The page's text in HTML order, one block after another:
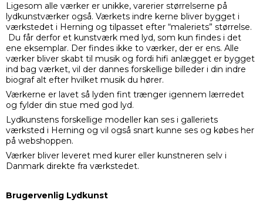
Ligesom alle værker er unikke, varerier størrelserne på
lydkunstværker også. Værkets indre kerne bliver bygget i
værkstedet i Herning og tilpasset efter “maleriets” størrelse.
Du får derfor et kunstværk med lyd, som kun findes i det
ene eksemplar. Der findes ikke to værker, der er ens. Alle
værker bliver skabt til musik og fordi hifi anlægget er bygget
ind bag værket, vil der dannes forskellige billeder i din indre
biograf alt efter hvilket musik du hører.
Værkerne er lavet så lyden fint trænger igennem lærredet
og fylder din stue med god lyd.
Lydkunstens forskellige modeller kan ses i galleriets
værksted i Herning og vil også snart kunne ses og købes her
på webshoppen.
Værker bliver leveret med kurer eller kunstneren selv i
Danmark direkte fra værkstedet.
Brugervenlig Lydkunst